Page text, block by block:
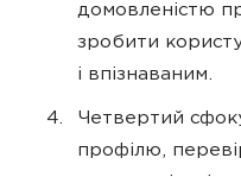
домовленістю
зробити
і впізнаваним.
Четвертий
профілю,